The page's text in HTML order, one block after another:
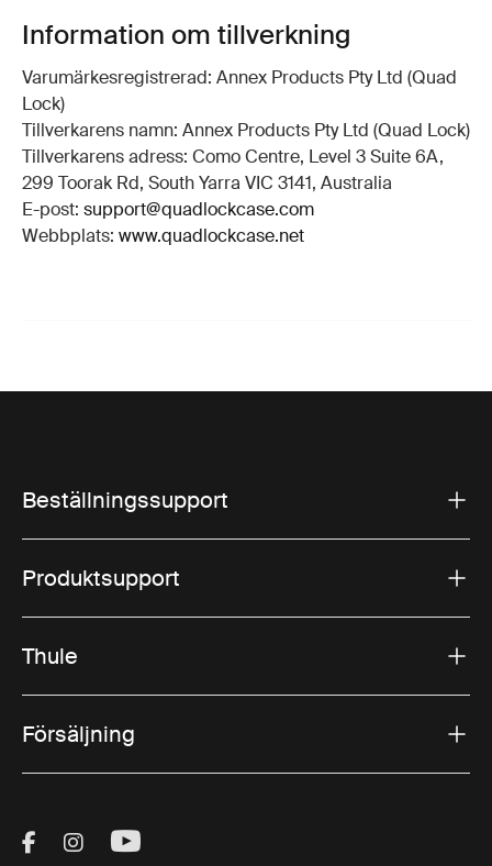
Information om tillverkning
Varumärkesregistrerad: Annex Products Pty Ltd (Quad
Lock)
Tillverkarens namn: Annex Products Pty Ltd (Quad Lock)
Tillverkarens adress: Como Centre, Level 3 Suite 6A,
299 Toorak Rd, South Yarra VIC 3141, Australia
E-post: support@quadlockcase.com
Webbplats: www.quadlockcase.net
Beställningssupport
Produktsupport
Thule
Försäljning
Visit Thule on Facebook (external link)
Visit Thule on Instagram (external link)
Visit Thule on Youtube (external